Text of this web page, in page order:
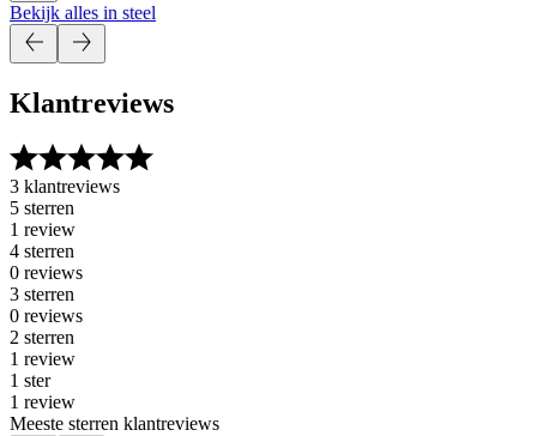
Bekijk alles in steel
Klantreviews
3 klantreviews
5 sterren
1 review
4 sterren
0 reviews
3 sterren
0 reviews
2 sterren
1 review
1 ster
1 review
Meeste sterren klantreviews